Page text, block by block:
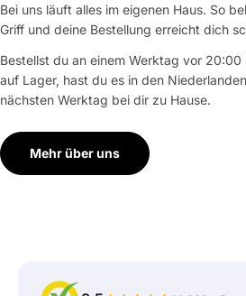
Bei uns läuft alles im eigenen Haus. So
Griff und deine Bestellung erreicht dich
Bestellst du an einem Werktag vor
auf Lager, hast du es in den
nächsten Werktag bei dir zu Hause.
Mehr über uns